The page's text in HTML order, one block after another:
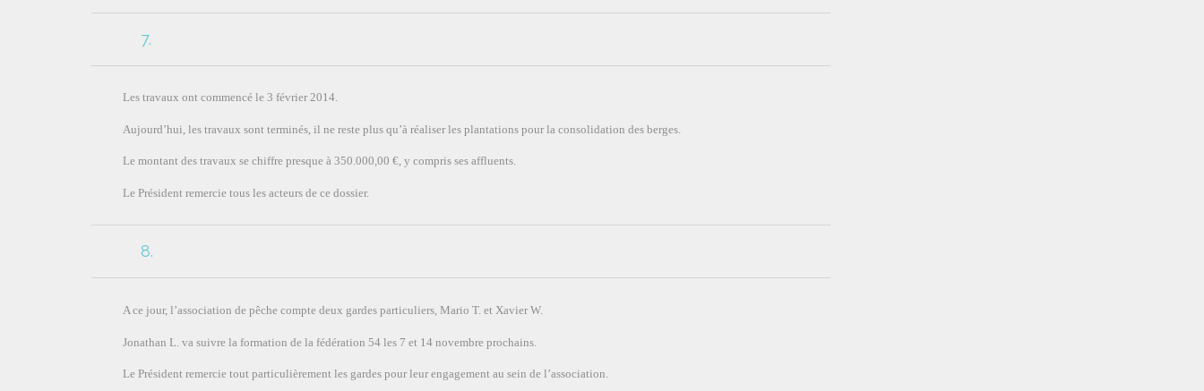
7.
Les travaux ont commencé le 3 février 2014.
Aujourd’hui, les travaux sont terminés, il ne reste plus qu’à réaliser les plantations pour la consolidation des berges.
Le montant des travaux se chiffre presque à 350.000,00 €, y compris ses affluents.
Le Président remercie tous les acteurs de ce dossier.
8.
A ce jour, l’association de pêche compte deux gardes particuliers, Mario T. et Xavier W.
Jonathan L. va suivre la formation de la fédération 54 les 7 et 14 novembre prochains.
Le Président remercie tout particulièrement les gardes pour leur engagement au sein de l’association.